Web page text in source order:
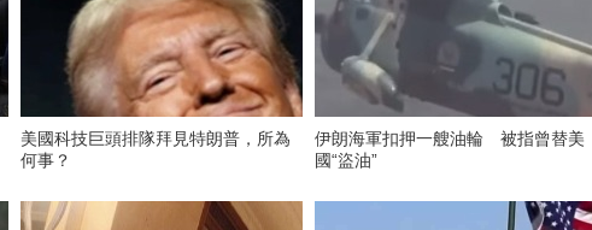
美國科技巨頭排隊拜見特朗普，所為
何事？
伊朗海軍扣押一艘油輪 被指曾替美
國“盜油”